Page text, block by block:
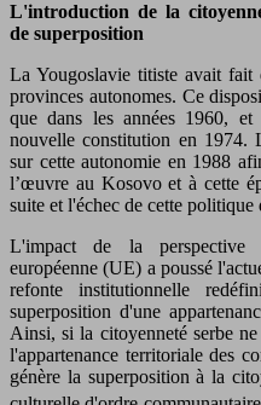
L'introduction de la
de superposition
La Yougoslavie titiste avait
provinces autonomes. Ce
que dans les années 1960,
nouvelle constitution en 1974.
sur cette autonomie en 1988
l’œuvre au Kosovo et à cette
suite et l'échec de cette politique
L'impact de la perspective
européenne (UE) a poussé
refonte institutionnelle
superposition d'une
Ainsi, si la citoyenneté serbe
l'appartenance territoriale des
génère la superposition à la